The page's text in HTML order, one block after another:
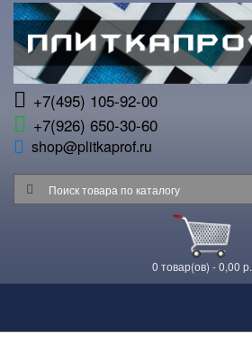
+7(495) 105-92-00
+7(926) 650-30-60
shop@plitkaprof.ru
0 товар(ов) - 0,00 р.